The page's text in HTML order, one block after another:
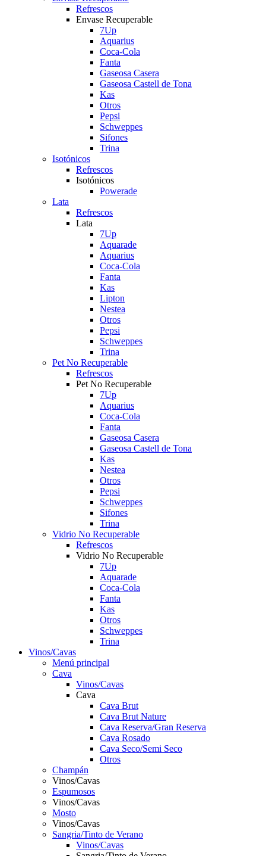
Refrescos
Envase Recuperable
7Up
Aquarius
Coca-Cola
Fanta
Gaseosa Casera
Gaseosa Castell de Tona
Kas
Otros
Pepsi
Schweppes
Sifones
Trina
Isotónicos
Refrescos
Isotónicos
Powerade
Lata
Refrescos
Lata
7Up
Aquarade
Aquarius
Coca-Cola
Fanta
Kas
Lipton
Nestea
Otros
Pepsi
Schweppes
Trina
Pet No Recuperable
Refrescos
Pet No Recuperable
7Up
Aquarius
Coca-Cola
Fanta
Gaseosa Casera
Gaseosa Castell de Tona
Kas
Nestea
Otros
Pepsi
Schweppes
Sifones
Trina
Vidrio No Recuperable
Refrescos
Vidrio No Recuperable
7Up
Aquarade
Coca-Cola
Fanta
Kas
Otros
Schweppes
Trina
Vinos/Cavas
Menú principal
Cava
Vinos/Cavas
Cava
Cava Brut
Cava Brut Nature
Cava Reserva/Gran Reserva
Cava Rosado
Cava Seco/Semi Seco
Otros
Champán
Vinos/Cavas
Espumosos
Vinos/Cavas
Mosto
Vinos/Cavas
Sangria/Tinto de Verano
Vinos/Cavas